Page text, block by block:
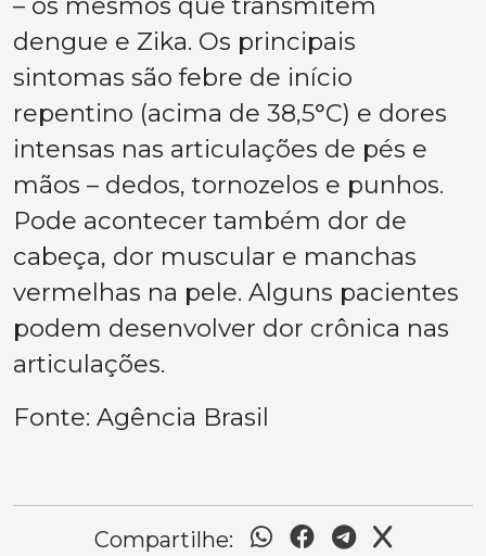
dengue e Zika. Os principais
sintomas são febre de início
repentino (acima de 38,5°C) e dores
intensas nas articulações de pés e
mãos – dedos, tornozelos e punhos.
Pode acontecer também dor de
cabeça, dor muscular e manchas
vermelhas na pele. Alguns pacientes
podem desenvolver dor crônica nas
articulações.
Fonte: Agência Brasil
Compartilhe: